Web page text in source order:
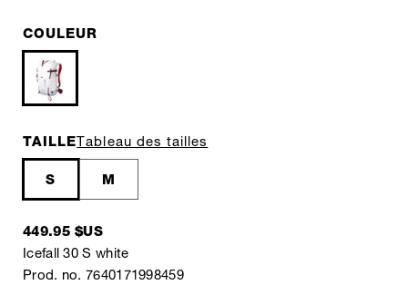
COULEUR
TAILLETableau des tailles
S M
449.95 $US
Icefall 30 S white
Prod. no. 7640171998459